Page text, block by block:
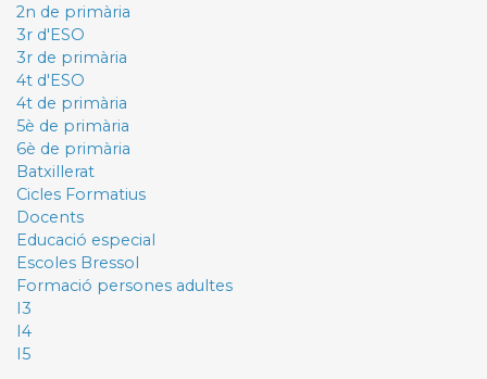
2n de primària
3r d'ESO
3r de primària
4t d'ESO
4t de primària
5è de primària
6è de primària
Batxillerat
Cicles Formatius
Docents
Educació especial
Escoles Bressol
Formació persones adultes
I3
I4
I5